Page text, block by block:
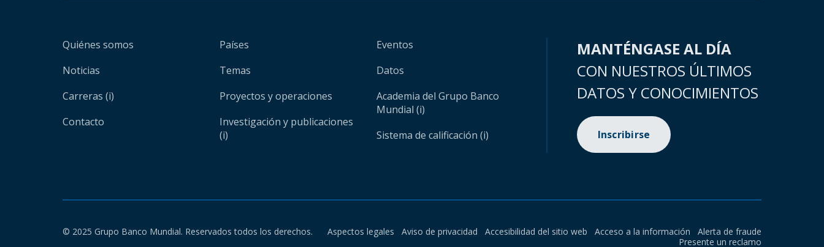
Quiénes somos
Noticias
Carreras (i)
Contacto
Países
Temas
Proyectos y operaciones
Investigación y publicaciones
(i)
Eventos
Datos
Academia del Grupo Banco
Mundial (i)
Sistema de calificación (i)
MANTÉNGASE AL DÍA
CON NUESTROS ÚLTIMOS
DATOS Y CONOCIMIENTOS
Inscribirse
© 2025 Grupo Banco Mundial. Reservados todos los derechos. Aspectos legales Aviso de privacidad Accesibilidad del sitio web Acceso a la información
Alerta de fraude
Presente un reclamo